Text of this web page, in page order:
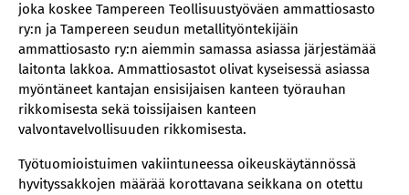
joka koskee Tampereen Teollisuustyöväen ammattiosasto
ry:n ja Tampereen seudun metallityöntekijäin
ammattiosasto ry:n aiemmin samassa asiassa järjestämää
laitonta lakkoa. Ammattiosastot olivat kyseisessä asiassa
myöntäneet kantajan ensisijaisen kanteen työrauhan
rikkomisesta sekä toissijaisen kanteen
valvontavelvollisuuden rikkomisesta.
Työtuomioistuimen vakiintuneessa oikeuskäytännössä
hyvityssakkojen määrää korottavana seikkana on otettu